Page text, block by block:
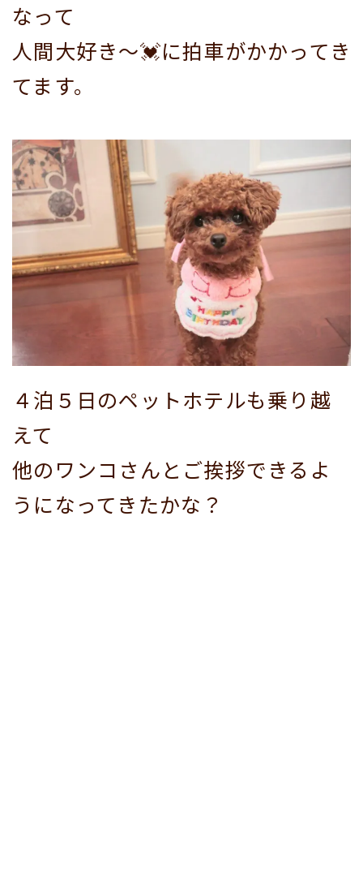
なって
人間大好き～💓に拍車がかかってき
てます。
４泊５日のペットホテルも乗り越
えて
他のワンコさんとご挨拶できるよ
うになってきたかな？